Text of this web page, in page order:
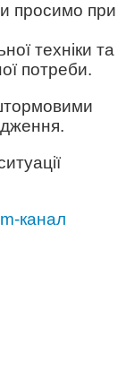
просимо при
техніки та
потреби.
канал